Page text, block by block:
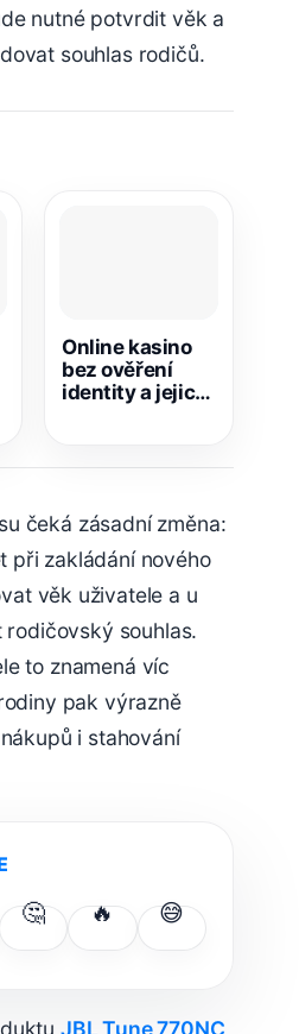
nutné potvrdit věk a
souhlas rodičů.
Online kasino
bez ověření
identity a jejich
čeká zásadní změna:
při zakládání nového
věk uživatele a u
rodičovský souhlas.
to znamená víc
pak výrazně
i stahování
🤔 🔥 😅
JBL Tune 770NC